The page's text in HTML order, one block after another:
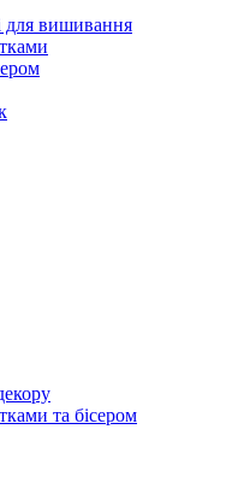
для вишивання
та бісером